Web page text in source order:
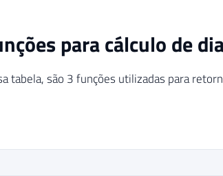
para cálculo de
tabela, são 3 funções utilizadas para